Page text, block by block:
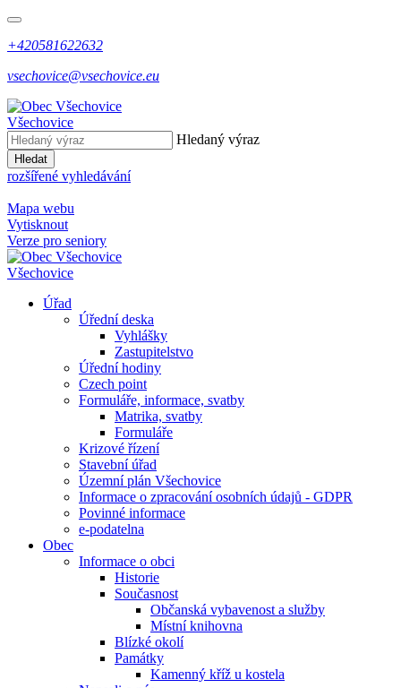
+420581622632
vsechovice@vsechovice.eu
Všechovice
Hledaný výraz
Hledat
rozšířené vyhledávání
Mapa webu
Vytisknout
Verze pro seniory
Všechovice
Úřad
Úřední deska
Vyhlášky
Zastupitelstvo
Úřední hodiny
Czech point
Formuláře, informace, svatby
Matrika, svatby
Formuláře
Krizové řízení
Stavební úřad
Územní plán Všechovice
Informace o zpracování osobních údajů - GDPR
Povinné informace
e-podatelna
Obec
Informace o obci
Historie
Současnost
Občanská vybavenost a služby
Místní knihovna
Blízké okolí
Památky
Kamenný kříž u kostela